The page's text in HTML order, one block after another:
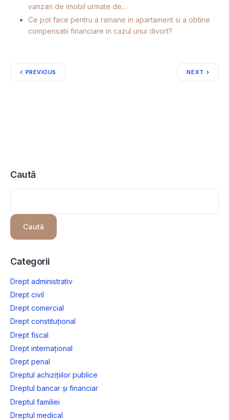
vanzari de imobil urmate de…
Ce pot face pentru a ramane in apartament si a obtine
compensatii financiare in cazul unui divort?
PREVIOUS NEXT
Caută
Caută
Categorii
Drept administrativ
Drept civil
Drept comercial
Drept constituțional
Drept fiscal
Drept internațional
Drept penal
Dreptul achizițiilor publice
Dreptul bancar și financiar
Dreptul familiei
Dreptul medical